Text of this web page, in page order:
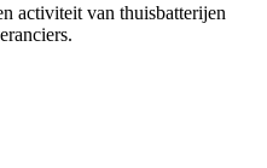
activiteit van thuisbatterijen